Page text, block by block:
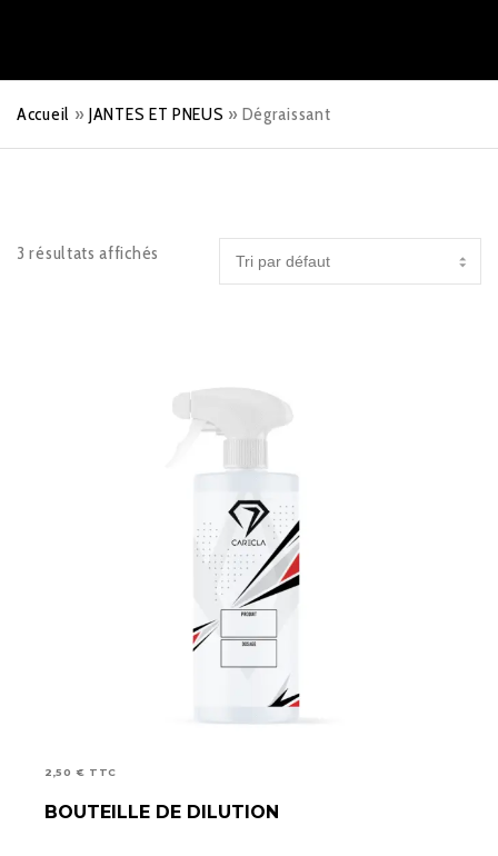
Accueil » JANTES ET PNEUS » Dégraissant
3 résultats affichés
2,50€ TTC
AJOUTER AU PANIER
BOUTEILLE DE DILUTION